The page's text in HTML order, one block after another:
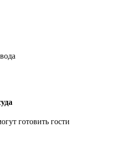
готовить гости